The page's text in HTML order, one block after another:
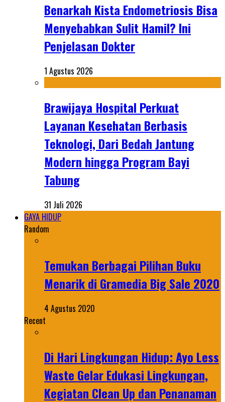
Benarkah Kista Endometriosis Bisa
Menyebabkan Sulit Hamil? Ini
Penjelasan Dokter
1 Agustus 2026
Brawijaya Hospital Perkuat
Layanan Kesehatan Berbasis
Teknologi, Dari Bedah Jantung
Modern hingga Program Bayi
Tabung
31 Juli 2026
GAYA HIDUP
Random
Temukan Berbagai Pilihan Buku
Menarik di Gramedia Big Sale 2020
4 Agustus 2020
Recent
Di Hari Lingkungan Hidup: Ayo Less
Waste Gelar Edukasi Lingkungan,
Kegiatan Clean Up dan Penanaman